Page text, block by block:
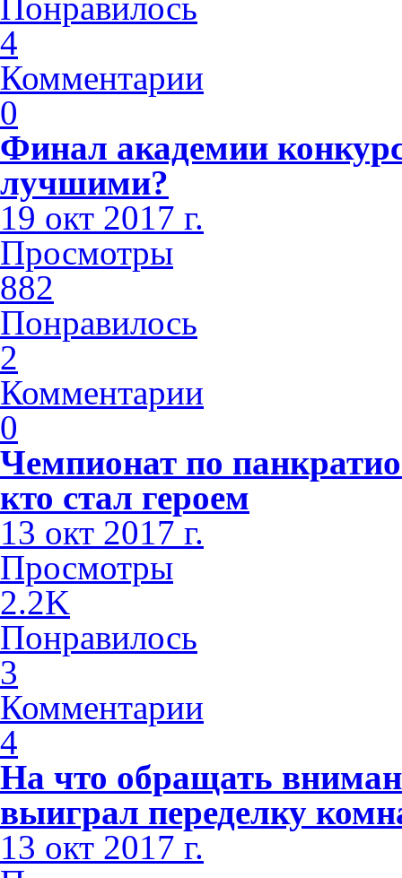
4
Комментарии
0
Финал академии
лучшими?
19 окт 2017 г.
Просмотры
882
Понравилось
2
Комментарии
0
Чемпионат по
кто стал героем
13 окт 2017 г.
Просмотры
2.2K
Понравилось
3
Комментарии
4
На что обращать
выиграл переделку
13 окт 2017 г.